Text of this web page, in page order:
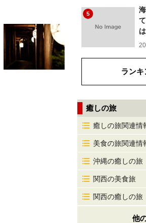
5
は
ランキ
癒しの旅
癒しの旅関連情
美食の旅関連情
沖縄の癒しの旅
関西の美食旅
関西の癒しの旅
他